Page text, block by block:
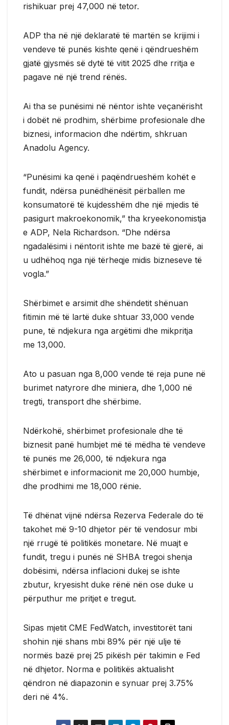
rishikuar prej 47,000 në tetor.
ADP tha në një deklaratë të martën se krijimi i
vendeve të punës kishte qenë i qëndrueshëm
gjatë gjysmës së dytë të vitit 2025 dhe rritja e
pagave në një trend rënës.
Ai tha se punësimi në nëntor ishte veçanërisht
i dobët në prodhim, shërbime profesionale dhe
biznesi, informacion dhe ndërtim, shkruan
Anadolu Agency.
“Punësimi ka qenë i paqëndrueshëm kohët e
fundit, ndërsa punëdhënësit përballen me
konsumatorë të kujdesshëm dhe një mjedis të
pasigurt makroekonomik,” tha kryeekonomistja
e ADP, Nela Richardson. “Dhe ndërsa
ngadalësimi i nëntorit ishte me bazë të gjerë, ai
u udhëhoq nga një tërheqje midis bizneseve të
vogla.”
Shërbimet e arsimit dhe shëndetit shënuan
fitimin më të lartë duke shtuar 33,000 vende
pune, të ndjekura nga argëtimi dhe mikpritja
me 13,000.
Ato u pasuan nga 8,000 vende të reja pune në
burimet natyrore dhe miniera, dhe 1,000 në
tregti, transport dhe shërbime.
Ndërkohë, shërbimet profesionale dhe të
biznesit panë humbjet më të mëdha të vendeve
të punës me 26,000, të ndjekura nga
shërbimet e informacionit me 20,000 humbje,
dhe prodhimi me 18,000 rënie.
Të dhënat vijnë ndërsa Rezerva Federale do të
takohet më 9-10 dhjetor për të vendosur mbi
një rrugë të politikës monetare. Në muajt e
fundit, tregu i punës në SHBA tregoi shenja
dobësimi, ndërsa inflacioni dukej se ishte
zbutur, kryesisht duke rënë nën ose duke u
përputhur me pritjet e tregut.
Sipas mjetit CME FedWatch, investitorët tani
shohin një shans mbi 89% për një ulje të
normës bazë prej 25 pikësh për takimin e Fed
në dhjetor. Norma e politikës aktualisht
qëndron në diapazonin e synuar prej 3.75%
deri në 4%.